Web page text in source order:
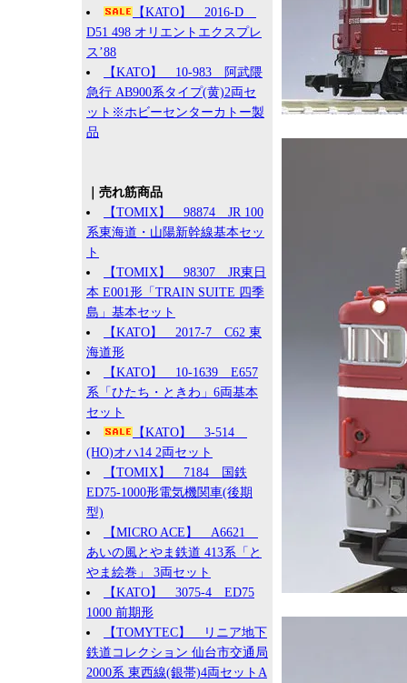
【KATO】 2016-D
D51 498 オリエントエクスプレ
ス’88
【KATO】 10-983 阿武隈
急行 AB900系タイプ(黄)2両セ
ット※ホビーセンターカトー製
品
｜売れ筋商品
【TOMIX】 98874 JR 100
系東海道・山陽新幹線基本セッ
ト
【TOMIX】 98307 JR東日
本 E001形「TRAIN SUITE 四季
島」基本セット
【KATO】 2017-7 C62 東
海道形
【KATO】 10-1639 E657
系「ひたち・ときわ」6両基本
セット
【KATO】 3-514
(HO)オハ14 2両セット
【TOMIX】 7184 国鉄
ED75-1000形電気機関車(後期
型)
【MICRO ACE】 A6621
あいの風とやま鉄道 413系「と
やま絵巻」 3両セット
【KATO】 3075-4 ED75
1000 前期形
【TOMYTEC】 リニア地下
鉄道コレクション 仙台市交通局
2000系 東西線(銀帯)4両セットA